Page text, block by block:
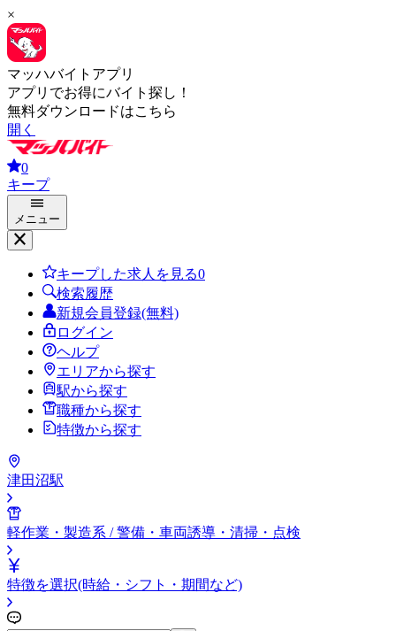
×
マッハバイトアプリ
アプリでお得にバイト探し！
無料ダウンロードはこちら
開く
0
キープ
メニュー
キープした求人を見る0
検索履歴
新規会員登録(無料)
ログイン
ヘルプ
エリアから探す
駅から探す
職種から探す
特徴から探す
津田沼駅
軽作業・製造系 / 警備・車両誘導・清掃・点検
特徴を選択(時給・シフト・期間など)